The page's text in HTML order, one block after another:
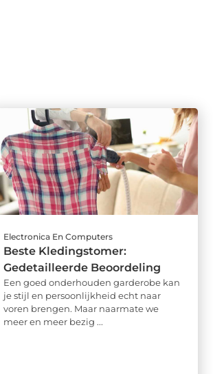
Electronica En Computers
Beste Kledingstomer:
Gedetailleerde Beoordeling
Een goed onderhouden garderobe kan
je stijl en persoonlijkheid echt naar
voren brengen. Maar naarmate we
meer en meer bezig ...